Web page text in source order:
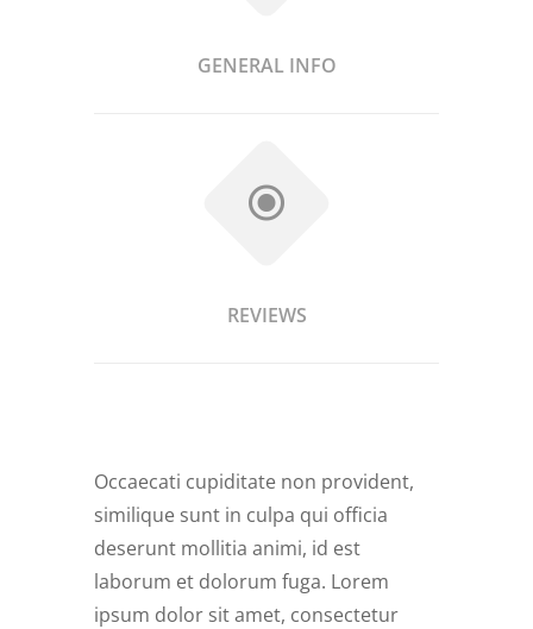
GENERAL INFO
REVIEWS
Occaecati cupiditate non provident,
similique sunt in culpa qui officia
deserunt mollitia animi, id est
laborum et dolorum fuga. Lorem
ipsum dolor sit amet, consectetur